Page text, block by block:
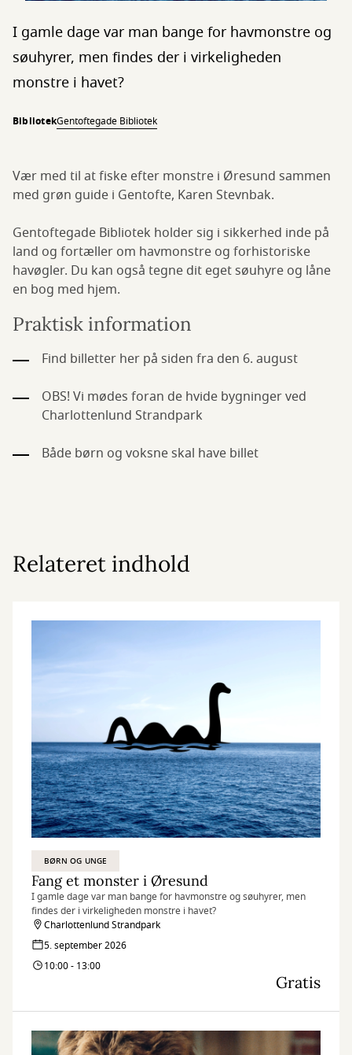
I gamle dage var man bange for havmonstre og
søuhyrer, men findes der i virkeligheden
monstre i havet?
BibliotekGentoftegade Bibliotek
Vær med til at fiske efter monstre i Øresund sammen
med grøn guide i Gentofte, Karen Stevnbak.
Gentoftegade Bibliotek holder sig i sikkerhed inde på
land og fortæller om havmonstre og forhistoriske
havøgler. Du kan også tegne dit eget søuhyre og låne
en bog med hjem.
Praktisk information
Find billetter her på siden fra den 6. august
OBS! Vi mødes foran de hvide bygninger ved
Charlottenlund Strandpark
Både børn og voksne skal have billet
Relateret indhold
BØRN OG UNGE
Fang et monster i Øresund
I gamle dage var man bange for havmonstre og søuhyrer, men
findes der i virkeligheden monstre i havet?
Charlottenlund Strandpark
5. september 2026
10:00 - 13:00
Gratis